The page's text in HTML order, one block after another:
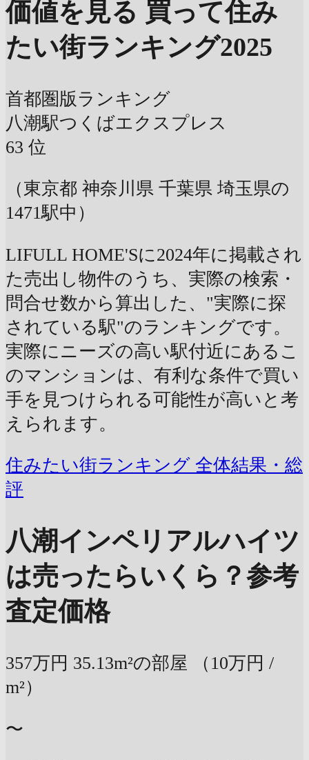
価値を見る 買って住み
たい街ランキング2025
首都圏版ランキング
八潮駅つくばエクスプレス
63 位
（東京都 神奈川県 千葉県 埼玉県の
1471駅中）
LIFULL HOME'Sに2024年に掲載され
た売出し物件のうち、実際の検索・
問合せ数から算出した、"実際に探
されている駅"のランキングです。
実際にニーズの高い駅付近にあるこ
のマンションは、有利な条件で買い
手を見つけられる可能性が高いと考
えられます。
住みたい街ランキング 全体結果・総
評
八潮インペリアルハイツ
は売ったらいくら？参考
査定価格
357万円 35.13m²の部屋
（10万円 /
m²）
〜